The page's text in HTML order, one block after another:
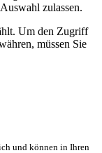
zulassen.
Um den Zugriff
müssen Sie
und können in Ihren